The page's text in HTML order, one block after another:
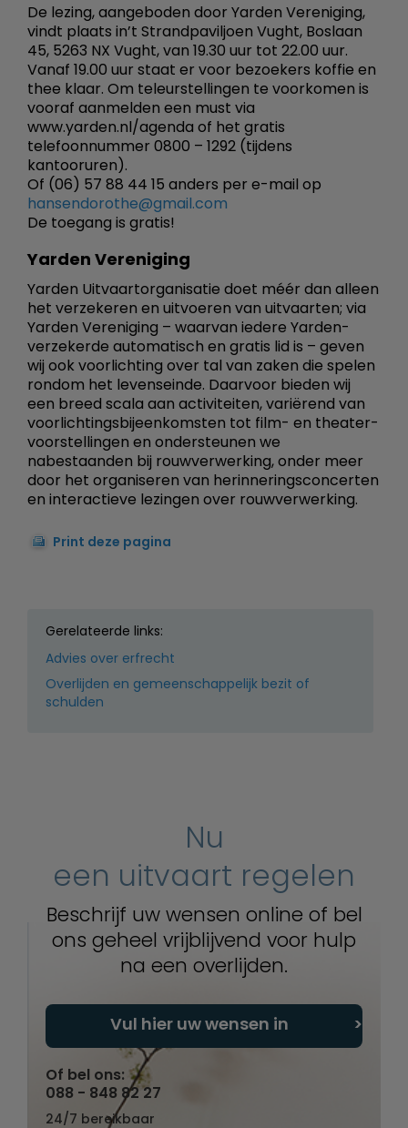
De lezing, aangeboden door Yarden Vereniging,
vindt plaats in’t Strandpaviljoen Vught, Boslaan
45, 5263 NX Vught, van 19.30 uur tot 22.00 uur.
Vanaf 19.00 uur staat er voor bezoekers koffie en
thee klaar. Om teleurstellingen te voorkomen is
vooraf aanmelden een must via
www.yarden.nl/agenda of het gratis
telefoonnummer 0800 – 1292 (tijdens
kantooruren).
Of (06) 57 88 44 15 anders per e-mail op
hansendorothe@gmail.com
De toegang is gratis!
Yarden Vereniging
Yarden Uitvaartorganisatie doet méér dan alleen
het verzekeren en uitvoeren van uitvaarten; via
Yarden Vereniging – waarvan iedere Yarden-
verzekerde automatisch en gratis lid is – geven
wij ook voorlichting over tal van zaken die spelen
rondom het levenseinde. Daarvoor bieden wij
een breed scala aan activiteiten, variërend van
voorlichtingsbijeenkomsten tot film- en theater-
voorstellingen en ondersteunen we
nabestaanden bij rouwverwerking, onder meer
door het organiseren van herinneringsconcerten
en interactieve lezingen over rouwverwerking.
Print deze pagina
Gerelateerde links:
Advies over erfrecht
Overlijden en gemeenschappelijk bezit of
schulden
Nu
een uitvaart regelen
Beschrijf uw wensen online of bel
ons geheel vrijblijvend voor hulp
na een overlijden.
Vul hier uw wensen in
Of bel ons:
088 - 848 82 27
24/7 bereikbaar